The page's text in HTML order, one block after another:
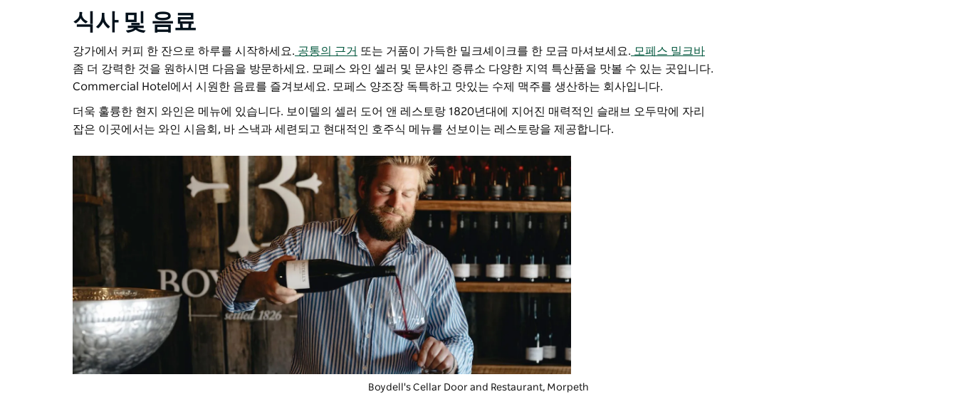
식사 및 음료
강가에서 커피 한 잔으로 하루를 시작하세요. 공통의 근거 또는 거품이 가득한 밀크셰이크를 한 모금 마셔보세요. 모페스 밀크바
좀 더 강력한 것을 원하시면 다음을 방문하세요. 모페스 와인 셀러 및 문샤인 증류소 다양한 지역 특산품을 맛볼 수 있는 곳입니다.
Commercial Hotel에서 시원한 음료를 즐겨보세요. 모페스 양조장 독특하고 맛있는 수제 맥주를 생산하는 회사입니다.
더욱 훌륭한 현지 와인은 메뉴에 있습니다. 보이델의 셀러 도어 앤 레스토랑 1820년대에 지어진 매력적인 슬래브 오두막에 자리
잡은 이곳에서는 와인 시음회, 바 스낵과 세련되고 현대적인 호주식 메뉴를 선보이는 레스토랑을 제공합니다.
Boydell's Cellar Door and Restaurant, Morpeth